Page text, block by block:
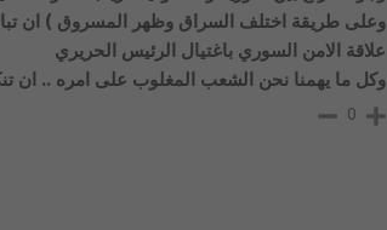
وعلى طريقة اختلف السراق وظهر المسروق ) ان
علاقة الامن السوري باغتيال الرئيس الحريري
وكل ما يهمنا نحن الشعب المغلوب على امره .. ان
0